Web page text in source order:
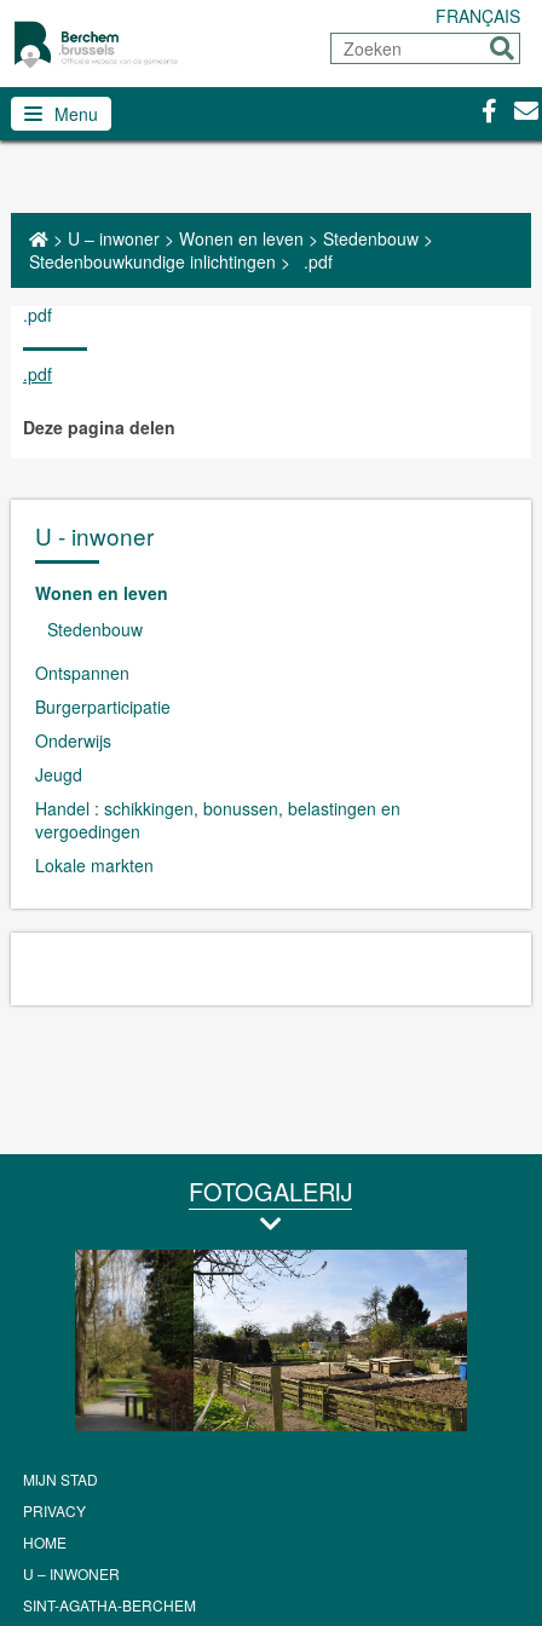
FRANÇAIS
Zoeken
Sturen
Menu
> U – inwoner> Wonen en leven > Stedenbouw>
Stedenbouwkundige inlichtingen > .pdf
.pdf
.pdf
Deze pagina delen
U - inwoner
Wonen en leven
Stedenbouw
Ontspannen
Burgerparticipatie
Onderwijs
Jeugd
Handel : schikkingen, bonussen, belastingen en
vergoedingen
Lokale markten
FOTOGALERIJ
MIJN STAD
PRIVACY
HOME
U – INWONER
SINT-AGATHA-BERCHEM